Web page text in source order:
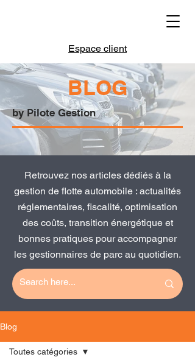
Espace client
BLOG
by Pilote Gestion
Retrouvez nos articles dédiés à la
gestion de flotte automobile : actualités
réglementaires, fiscalité, optimisation
des coûts, transition énergétique et
bonnes pratiques pour accompagner
les gestionnaires de parc au quotidien.
Blog
Toutes catégories